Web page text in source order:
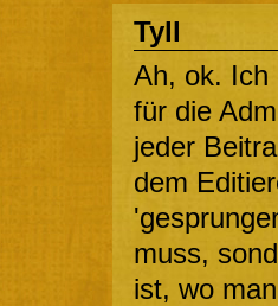
Tyll
Ah, ok. Ich
für die
jeder
dem
muss,
ist, wo